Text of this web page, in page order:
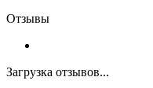
Отзывы
Загрузка отзывов...